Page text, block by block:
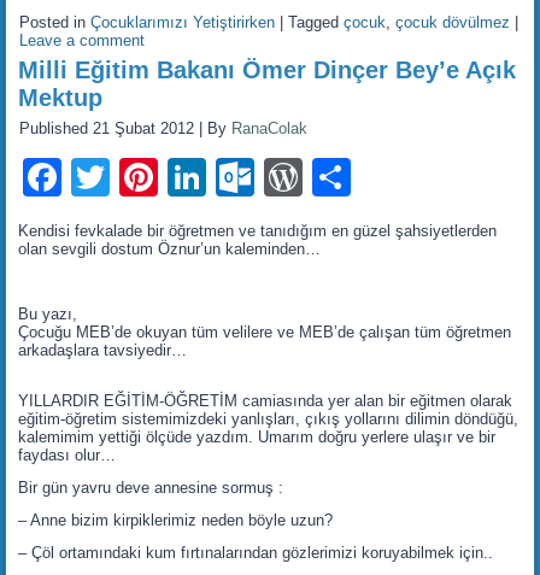
Posted in Çocuklarımızı Yetiştirirken |Tagged çocuk,çocuk dövülmez
Leave a comment
Milli Eğitim Bakanı Ömer Dinçer Bey’e Açık
Mektup
Published 21 Şubat 2012 By RanaColak
Facebook
TwitterPinterest
LinkedIn
Outlook.com
WordPress
Kendisi fevkalade bir öğretmen ve tanıdığım en güzel şahsiyetlerden
olan sevgili dostum Öznur’un kaleminden…
Bu yazı,
Çocuğu MEB’de okuyan tüm velilere ve MEB’de çalışan tüm öğretmen
arkadaşlara tavsiyedir…
YILLARDIR EĞİTİM-ÖĞRETİM camiasında yer alan bir eğitmen olarak
eğitim-öğretim sistemimizdeki yanlışları, çıkış yollarını dilimin döndüğü,
kalemimim yettiği ölçüde yazdım. Umarım doğru yerlere ulaşır ve bir
faydası olur…
Bir gün yavru deve annesine sormuş :
– Anne bizim kirpiklerimiz neden böyle uzun?
– Çöl ortamındaki kum fırtınalarından gözlerimizi koruyabilmek için..